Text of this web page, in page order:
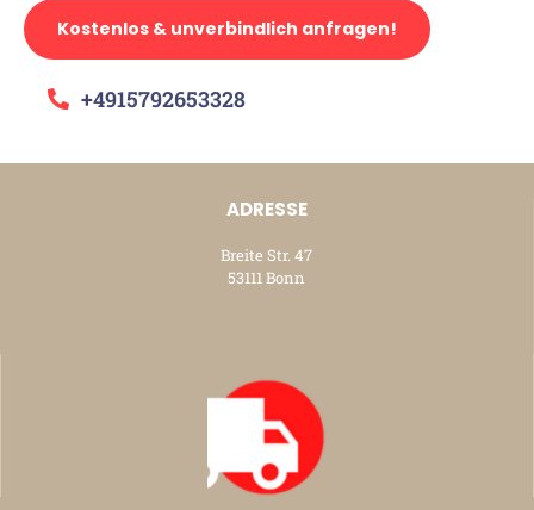
Kostenlos & unverbindlich anfragen!
+4915792653328
ADRESSE
Breite Str. 47
53111 Bonn